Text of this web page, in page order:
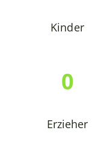
Kinder
Erzieher
0